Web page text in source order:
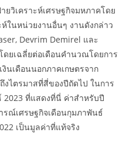
วิเคราะห์เศรษฐกิจมหภาคโดย
ในหน่วยงานอื่นๆ งานดังกล่าว
Devrim Demirel และ
ดยเฉลี่ยต่อเดือนคำนวณโดยการ
นเดือนนอกภาคเกษตรจาก
ไตรมาสที่สี่ของปีถัดไป ในการ
ที่แสดงที่นี่ ค่าสำหรับปี
รณ์เศรษฐกิจเดือนกุมภาพันธ์
เป็นมูลค่าที่แท้จริง